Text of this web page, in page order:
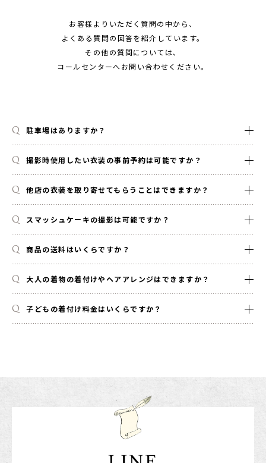
お客様よりいただく質問の中から、
よくある質問の回答を紹介しています。
その他の質問については、
コールセンターへお問い合わせください。
駐車場はありますか？
撮影時使用したい衣装の事前予約は可能ですか？
他店の衣装を取り寄せてもらうことはできますか？
スマッシュケーキの撮影は可能ですか？
商品の送料はいくらですか？
大人の着物の着付けやヘアアレンジはできますか？
子どもの着付け料金はいくらですか？